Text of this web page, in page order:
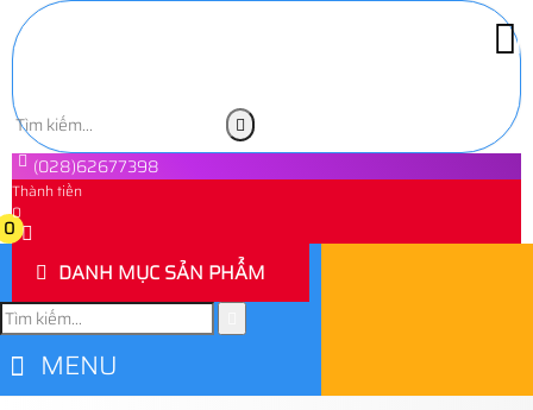
(028)62677398
Thành tiền
0
0
DANH MỤC SẢN PHẨM
MENU